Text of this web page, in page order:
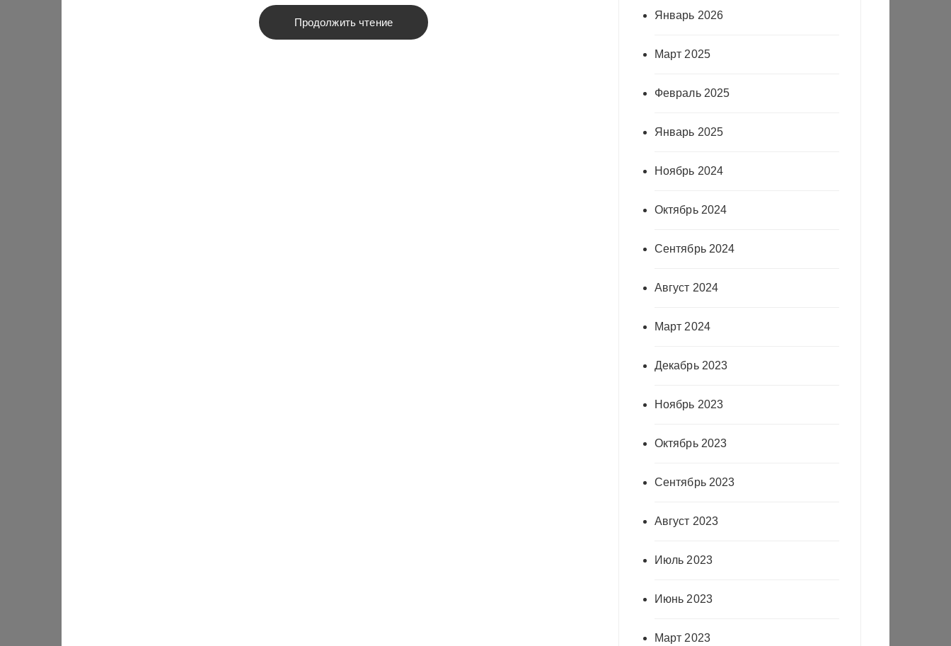
Продолжить чтение
Январь 2026
Март 2025
Февраль 2025
Январь 2025
Ноябрь 2024
Октябрь 2024
Сентябрь 2024
Август 2024
Март 2024
Декабрь 2023
Ноябрь 2023
Октябрь 2023
Сентябрь 2023
Август 2023
Июль 2023
Июнь 2023
Март 2023